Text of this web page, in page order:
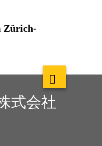
Zürich-
式会社